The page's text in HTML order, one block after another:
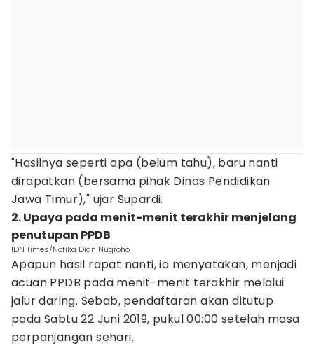
"Hasilnya seperti apa (belum tahu), baru nanti
dirapatkan (bersama pihak Dinas Pendidikan
Jawa Timur)," ujar Supardi.
2. Upaya pada menit-menit terakhir menjelang
penutupan PPDB
IDN Times/Nofika Dian Nugroho
Apapun hasil rapat nanti, ia menyatakan, menjadi
acuan PPDB pada menit-menit terakhir melalui
jalur daring. Sebab, pendaftaran akan ditutup
pada Sabtu 22 Juni 2019, pukul 00:00 setelah masa
perpanjangan sehari.